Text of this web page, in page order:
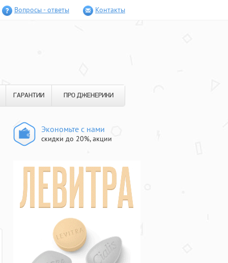
Вопросы - ответы Контакты
ГАРАНТИИ ПРО ДЖЕНЕРИКИ
Экономьте с нами
скидки до 20%, акции